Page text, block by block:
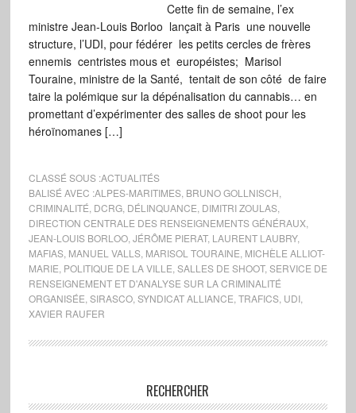
Cette fin de semaine, l’ex
ministre Jean-Louis Borloo lançait à Paris une nouvelle
structure, l’UDI, pour fédérer les petits cercles de frères
ennemis centristes mous et européistes; Marisol
Touraine, ministre de la Santé, tentait de son côté de faire
taire la polémique sur la dépénalisation du cannabis… en
promettant d’expérimenter des salles de shoot pour les
héroïnomanes […]
CLASSÉ SOUS :ACTUALITÉS
BALISÉ AVEC :ALPES-MARITIMES, BRUNO GOLLNISCH
CRIMINALITÉ DCRG, DÉLINQUANCE DIMITRI ZOULAS,
DIRECTION CENTRALE DES RENSEIGNEMENTS GÉNÉRAUX,
JEAN-LOUIS BORLOO, JÉRÔME PIERAT, LAURENT LAUBRY,
MAFIAS, MANUEL VALLS, MARISOL TOURAINE MICHÈLE ALLIOT-
MARIE POLITIQUE DE LA VILLE SALLES DE SHOOT, SERVICE DE
RENSEIGNEMENT ET D'ANALYSE SUR LA CRIMINALITÉ
ORGANISÉE SIRASCO, SYNDICAT ALLIANCE TRAFICS, UDI,
XAVIER RAUFER
RECHERCHER